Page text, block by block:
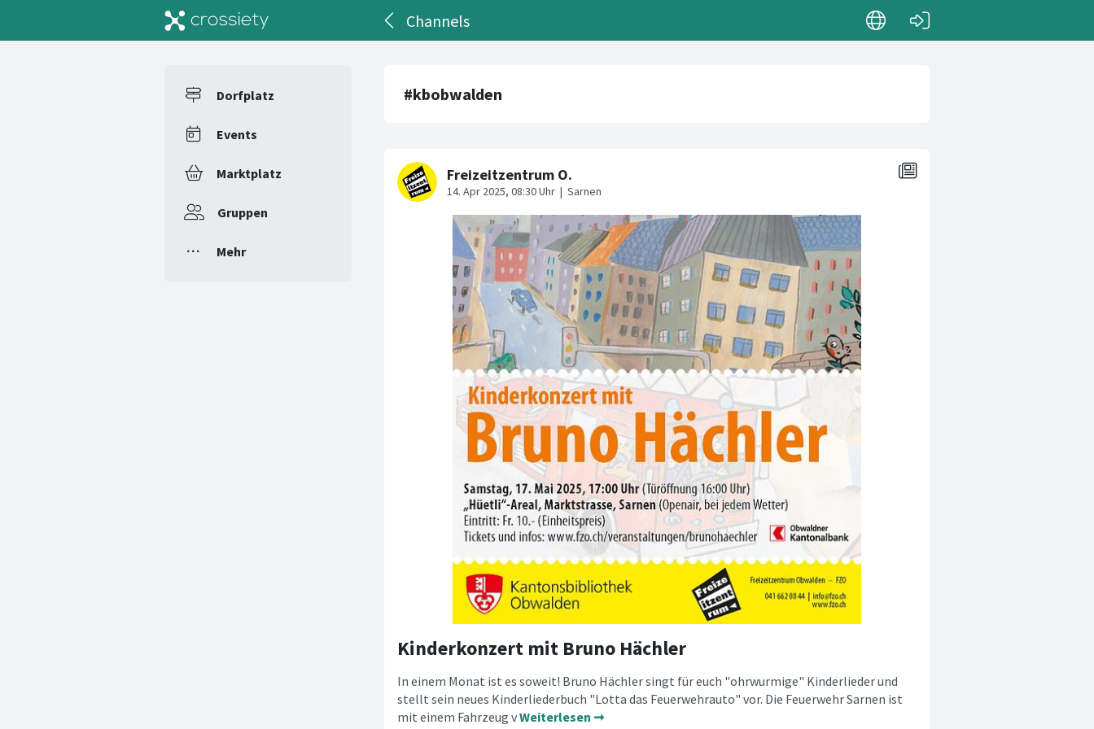
Channels
Dorfplatz
Events
Marktplatz
Gruppen
Mehr
#kbobwalden
Kinderkonzert mit Bruno Hächler
In einem Monat ist es soweit! Bruno Hächler singt für euch "ohrwurmige" Kinderlieder und
stellt sein neues Kinderliederbuch "Lotta das Feuerwehrauto" vor. Die Feuerwehr Sarnen ist
mit einem Fahrzeug vWeiterlesen ➞